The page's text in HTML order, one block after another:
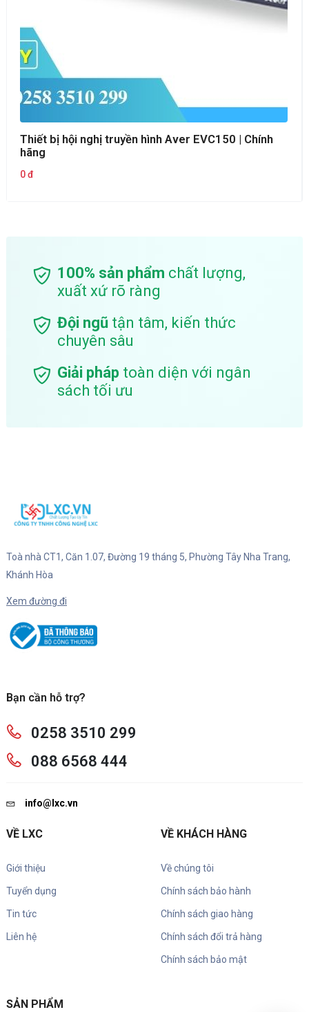
Thiết bị hội nghị truyền hình Aver EVC150 | Chính
hãng
0 đ
100% sản phẩm chất lượng,
xuất xứ rõ ràng
Đội ngũ tận tâm, kiến thức
chuyên sâu
Giải pháp toàn diện với ngân
sách tối ưu
Toà nhà CT1, Căn 1.07, Đường 19 tháng 5, Phường Tây Nha Trang,
Khánh Hòa
Xem đường đi
Bạn cần hỗ trợ?
0258 3510 299
088 6568 444
info@lxc.vn
VỀ LXC
Giới thiệu
Tuyển dụng
Tin tức
Liên hệ
VỀ KHÁCH HÀNG
Về chúng tôi
Chính sách bảo hành
Chính sách giao hàng
Chính sách đổi trả hàng
Chính sách bảo mật
SẢN PHẨM